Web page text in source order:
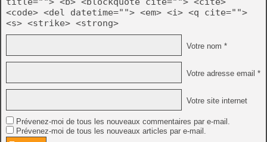
<code> <del datetime=""> <em> <i> <q cite="">
<s> <strike> <strong>
Votre nom *
Votre adresse email *
Votre site internet
Prévenez-moi de tous les nouveaux commentaires par e-mail.
Prévenez-moi de tous les nouveaux articles par e-mail.